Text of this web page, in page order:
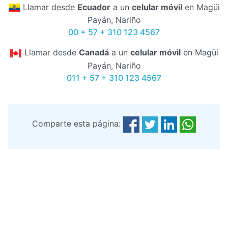
Llamar desde Ecuador a un celular móvil en Magüi
Payán, Nariño
00 + 57 + 310 123 4567
Llamar desde Canadá a un celular móvil en Magüi
Payán, Nariño
011 + 57 + 310 123 4567
Comparte esta página: